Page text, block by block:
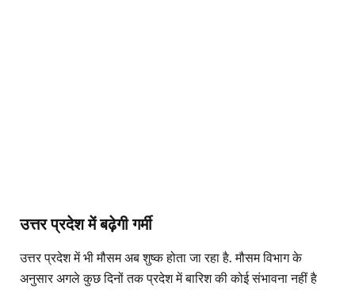
उत्तर प्रदेश में बढ़ेगी गर्मी
उत्तर प्रदेश में भी मौसम अब शुष्क होता जा रहा है. मौसम विभाग के
अनुसार अगले कुछ दिनों तक प्रदेश में बारिश की कोई संभावना नहीं है